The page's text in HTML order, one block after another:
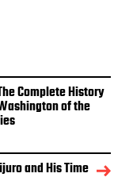
Complete History
of the
and His Time